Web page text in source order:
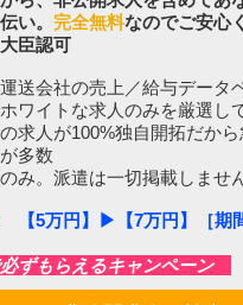
い。 完全無料なのでご安心
臣認可
運送会社の売上／給与データ
ワイトな求人のみを厳選し
の求人が100%独自開拓だか
多数
のみ。派遣は一切掲載しませ
【5万円】▶︎【7万円】［期
ずもらえるキャンペーン